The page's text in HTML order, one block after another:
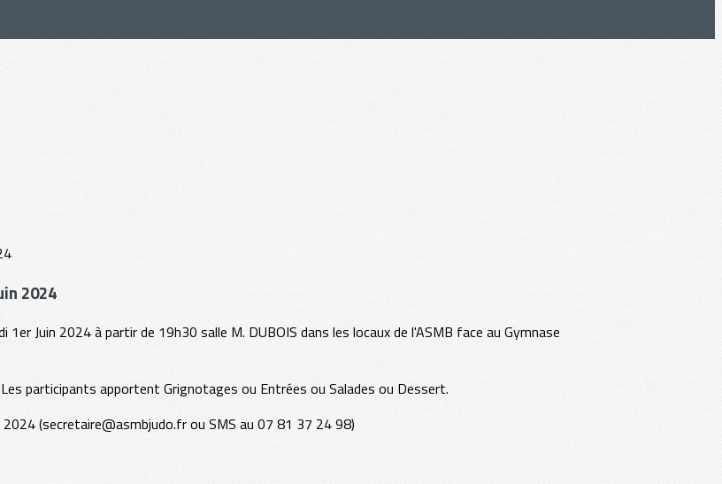
2024
Juin 2024 à partir de 19h30 salle M. DUBOIS dans les locaux de l'ASMB face au Gymnase
participants apportent Grignotages ou Entrées ou Salades ou Dessert.
(secretaire@asmbjudo.fr ou SMS au 07 81 37 24 98)